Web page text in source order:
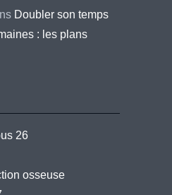
Doubler son temps
: les plans
26
osseuse